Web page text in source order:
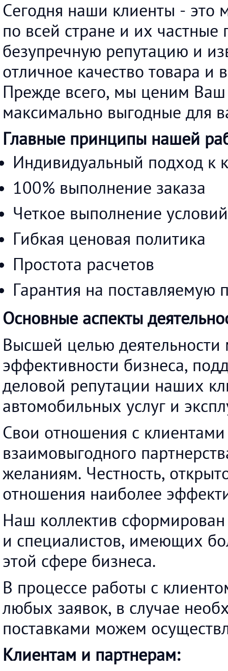
Сегодня наши клиенты -
по всей стране и их
безупречную репутацию и
отличное качество товара и
Прежде всего, мы ценим
максимально выгодные для
Главные принципы нашей
Индивидуальный подход к
100% выполнение заказа
Четкое выполнение
Гибкая ценовая политика
Простота расчетов
Гарантия на поставляемую
Основные аспекты
Высшей целью
эффективности бизнеса,
деловой репутации наших
автомобильных услуг и
Свои отношения с
взаимовыгодного
желаниям. Честность,
отношения наиболее
Наш коллектив
и специалистов, имеющих
этой сфере бизнеса.
В процессе работы с
любых заявок, в случае
поставками можем
Клиентам и партнерам: